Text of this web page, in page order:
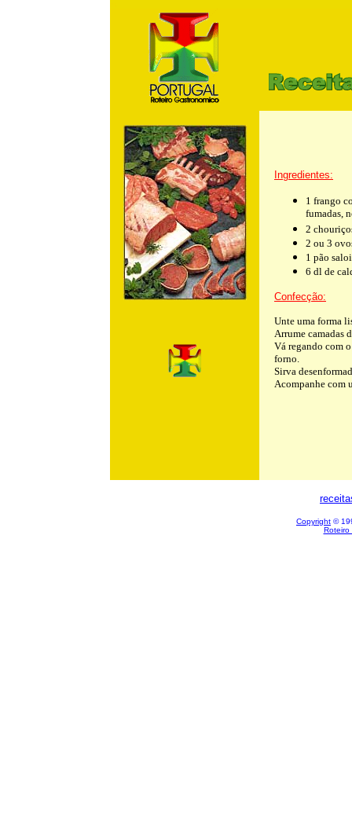
Ingredientes:
1 frango
fumadas,
2
2 ou 3
1 pão
6 dl de
Confecção:
Unte uma forma
Arrume camadas
Vá regando com
forno.
Sirva
Acompanhe com
Copyright ©
Roteiro